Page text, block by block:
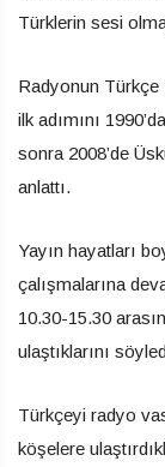
Türklerin sesi
Radyonun Türkçe
ilk adımını
sonra 2008’de
anlattı.
Yayın hayatları
çalışmalarına
10.30-15.30
ulaştıklarını
Türkçeyi radyo
köşelere